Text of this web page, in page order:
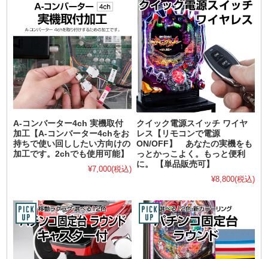
A-コンバーター4ch 実機取付
加工【A-コンバーター4chをお
持ちで使い回ししたい方向けの
加工です。2chでも使用可能】
¥7,000(税込)
クイック電源スイッチ ワイヤ
レス【リモコンで電源
ON/OFF】 あなたの実機をも
っとかっこよく。もっと便利
に。 【単品販売可】
¥8,800(税込)